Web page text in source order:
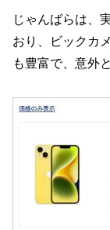
じゃんばらは、
おり、ビックカ
も豊富で、意外